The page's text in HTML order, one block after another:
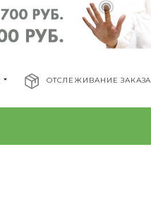
ОТСЛЕЖИВАНИЕ ЗАКАЗА